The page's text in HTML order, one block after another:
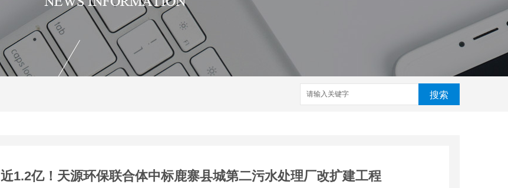
搜索
近1.2亿！天源环保联合体中标鹿寨县城第二污水处理厂改扩建工程